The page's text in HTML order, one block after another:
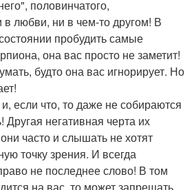
половинчатого,
в любви, ни в чем-то другом! В
пробудить самые
она вас просто не заметит!
будто она вас игнорирует. Но
если что, то даже не собираются
Другая негативная черта их
часто и слышать не хотят
точку зрения. И всегда
не последнее слово! В том